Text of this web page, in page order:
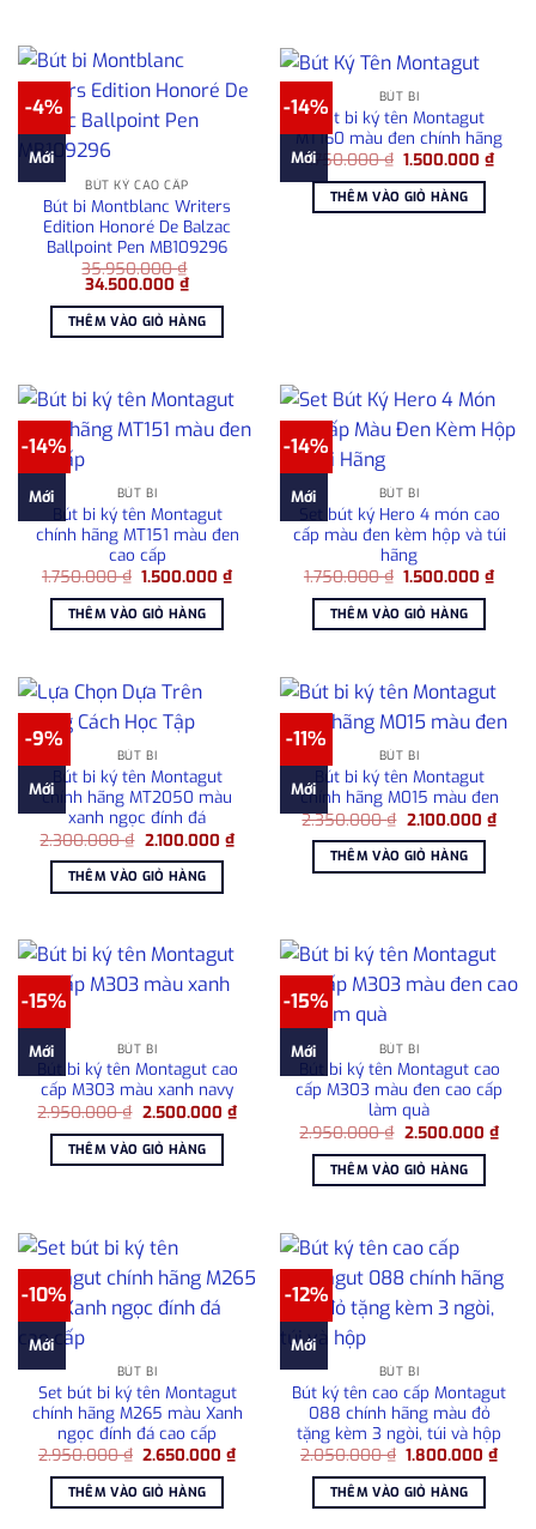
-4%
Mới
BÚT KÝ CAO CẤP
Bút bi Montblanc Writers
Edition Honoré De Balzac
Ballpoint Pen MB109296
35.950.000₫
Giá
là:
35.950.000 ₫.
34.500.000 ₫Giá
hiện
tại
là:
34.500.000 ₫.
THÊM VÀO GIỎ HÀNG
-14%
Mới
BÚT BI
Bút bi ký tên Montagut
MT160 màu đen chính hãng
1.750.000₫ Giá
là:
1.750.000 ₫.
1.500.000₫Giá
hiện
THÊM VÀO GIỎ HÀNG
-14%
Mới BÚT BI
Bút bi ký tên Montagut
chính hãng MT151 màu đen
cao cấp
1.750.000₫ Giá
là:
1.750.000 ₫.
1.500.000₫Giá
hiện
1.500.000 ₫.
THÊM VÀO GIỎ HÀNG
-14%
Mới BÚT BI
Set bút ký Hero 4 món cao
cấp màu đen kèm hộp và túi
hãng
1.750.000₫ Giá
là:
1.750.000 ₫.
1.500.000₫Giá
hiện
THÊM VÀO GIỎ HÀNG
-9%
Mới
BÚT BI
Bút bi ký tên Montagut
chính hãng MT2050 màu
xanh ngọc đính đá
2.300.000₫ Giá
là:
2.300.000 ₫.
2.100.000 ₫Giá
hiện
THÊM VÀO GIỎ HÀNG
-11%
Mới
BÚT BI
Bút bi ký tên Montagut
chính hãng M015 màu đen
2.350.000₫ Giá
là:
2.350.000 ₫.
2.100.000 ₫Giá
hiện
THÊM VÀO GIỎ HÀNG
-15%
Mới BÚT BI
Bút bi ký tên Montagut cao
cấp M303 màu xanh navy
2.950.000₫ Giá
là:
2.950.000 ₫.
2.500.000 ₫Giá
hiện
2.500.000 ₫.
THÊM VÀO GIỎ HÀNG
-15%
Mới BÚT BI
Bút bi ký tên Montagut cao
cấp M303 màu đen cao cấp
làm quà
2.950.000₫ Giá
là:
2.950.000 ₫.
2.500.000 ₫Giá
hiện
THÊM VÀO GIỎ HÀNG
-10%
Mới
BÚT BI
Set bút bi ký tên Montagut
chính hãng M265 màu Xanh
ngọc đính đá cao cấp
2.950.000₫ Giá
là:
2.950.000 ₫.
2.650.000₫Giá
hiện
2.650.000 ₫.
THÊM VÀO GIỎ HÀNG
-12%
Mới
BÚT BI
Bút ký tên cao cấp Montagut
088 chính hãng màu đỏ
tặng kèm 3 ngòi, túi và hộp
2.050.000₫ Giá
là:
2.050.000 ₫.
1.800.000₫Giá
hiện
THÊM VÀO GIỎ HÀNG